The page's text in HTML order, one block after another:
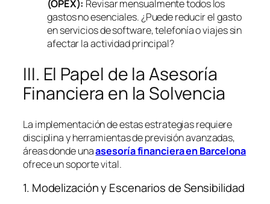
(OPEX): Revisar mensualmente todos los
gastos no esenciales. ¿Puede reducir el gasto
en servicios desoftware, telefonía o viajes sin
afectar la actividad principal?
III. El Papel de la Asesoría
Financiera en la Solvencia
La implementación de estas estrategias requiere
disciplina y herramientas de previsión avanzadas,
áreas donde unaasesoría financiera en Barcelona
ofrece un soporte vital.
1. Modelización y Escenarios de Sensibilidad